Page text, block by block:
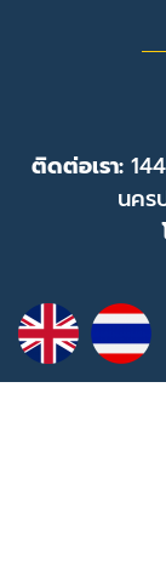
ติดต่อเรา:
นคร